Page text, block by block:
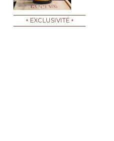
EXCLUSIVITÉ